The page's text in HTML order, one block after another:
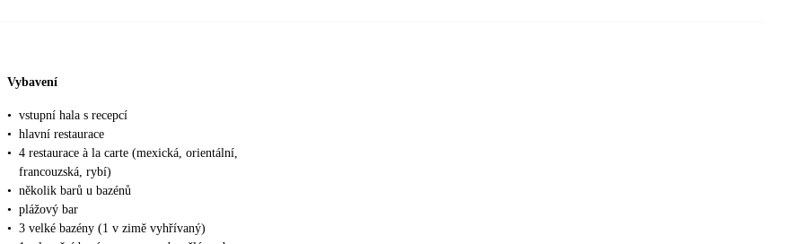
Vybavení
• vstupní hala s recepcí
• hlavní restaurace
• 4 restaurace à la carte (mexická, orientální,
francouzská, rybí)
• několik barů u bazénů
• plážový bar
• 3 velké bazény (1 v zimě vyhřívaný)